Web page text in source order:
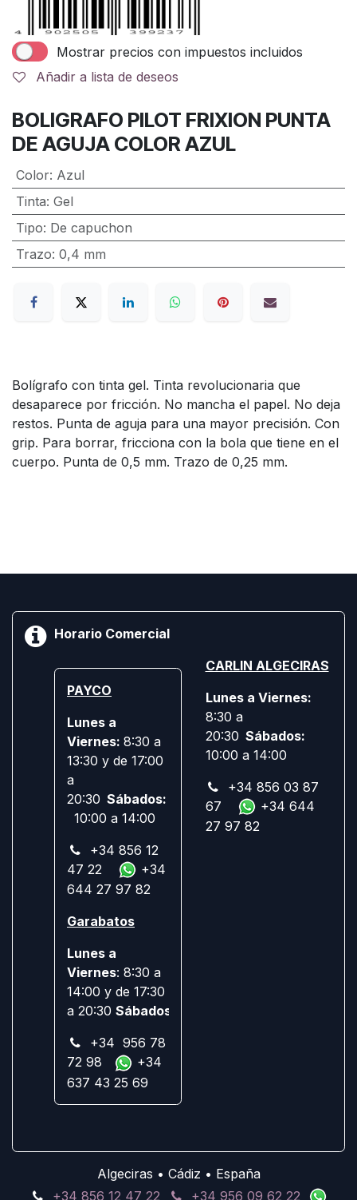
Mostrar precios con impuestos incluidos
Añadir a lista de deseos
BOLIGRAFO PILOT FRIXION PUNTA
DE AGUJA COLOR AZUL
Color: Azul
Tinta: Gel
Tipo: De capuchon
Trazo: 0,4 mm
Bolígrafo con tinta gel. Tinta revolucionaria que
desaparece por fricción. No mancha el papel. No deja
restos. Punta de aguja para una mayor precisión. Con
grip. Para borrar, fricciona con la bola que tiene en el
cuerpo. Punta de 0,5 mm. Trazo de 0,25 mm.
Horario Comercial
PAYCO
Lunes a
Viernes: 8:30 a
13:30 y de 17:00
a
20:30 Sábados:
10:00 a 14:00
+34 856 12
47 22
+34
644 27 97 82
Garabatos
Lunes a
Viernes: 8:30 a
14:00 y de 17:30
a 20:30 Sábados:
+34 956 78
72 98
+34
637 43 25 69
CARLIN ALGECIRAS
Lunes a Viernes:
8:30 a
20:30 Sábados:
10:00 a 14:00
+34 856 03 87
67
+34 644
27 97 82
Algeciras • Cádiz • España
+34 856 12 47 22
+34 956 09 62 22